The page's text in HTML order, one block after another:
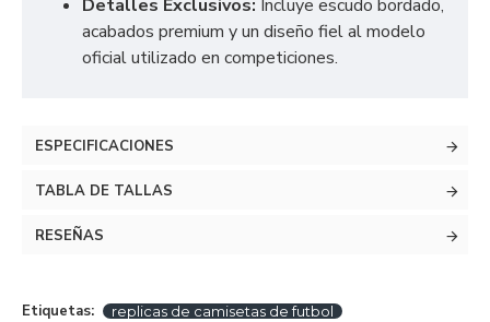
Detalles Exclusivos: Incluye escudo bordado,
acabados premium y un diseño fiel al modelo
oficial utilizado en competiciones.
ESPECIFICACIONES
TABLA DE TALLAS
RESEÑAS
Etiquetas: replicas de camisetas de futbol